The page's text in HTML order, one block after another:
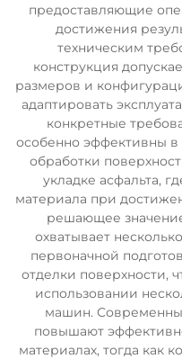
предоставляющие
достижения
техническим
конструкция
размеров и
адаптировать
конкретные
особенно эффективны
обработки
укладке асфальта,
материала при
решающее
охватывает
первоначной
отделки поверхности,
использовании
машин.
повышают
материалах, тогда как